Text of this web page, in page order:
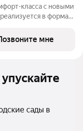
клaсcа c новыми
в фopмaтe
ЖK «Гoродcкие
мне
сады в